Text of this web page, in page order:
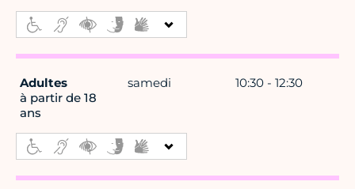
Adultes
à partir de 18
ans
samedi 10:30 - 12:30